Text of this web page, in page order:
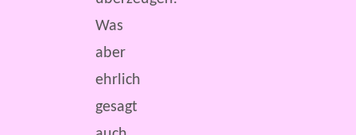
Was
aber
ehrlich
gesagt